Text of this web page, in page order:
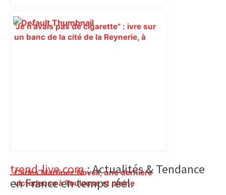
"Je n’avais pas de cigarette" : ivre sur
un banc de la cité de la Reynerie, à
Carles Martinez Novell, une dernière
victorieuse à Toulouse et pleine
Primary
Sidebar
trend-live.com: Actualités & Tendance
en France en temps réel.